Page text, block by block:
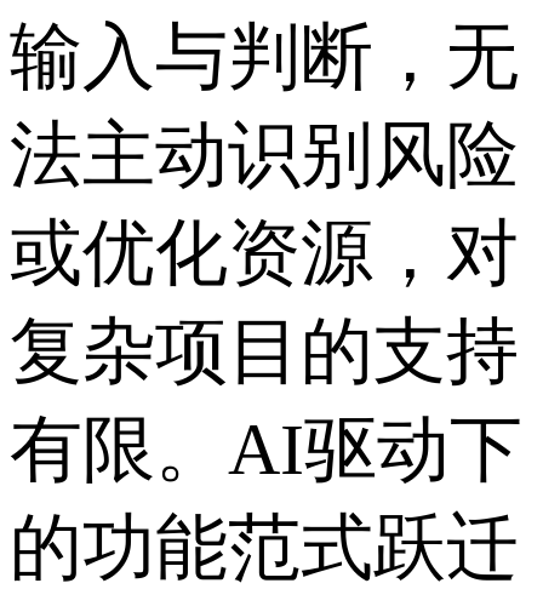
输入与判断，无
法主动识别风险
或优化资源，对
复杂项目的支持
有限。AI驱动下
的功能范式跃迁